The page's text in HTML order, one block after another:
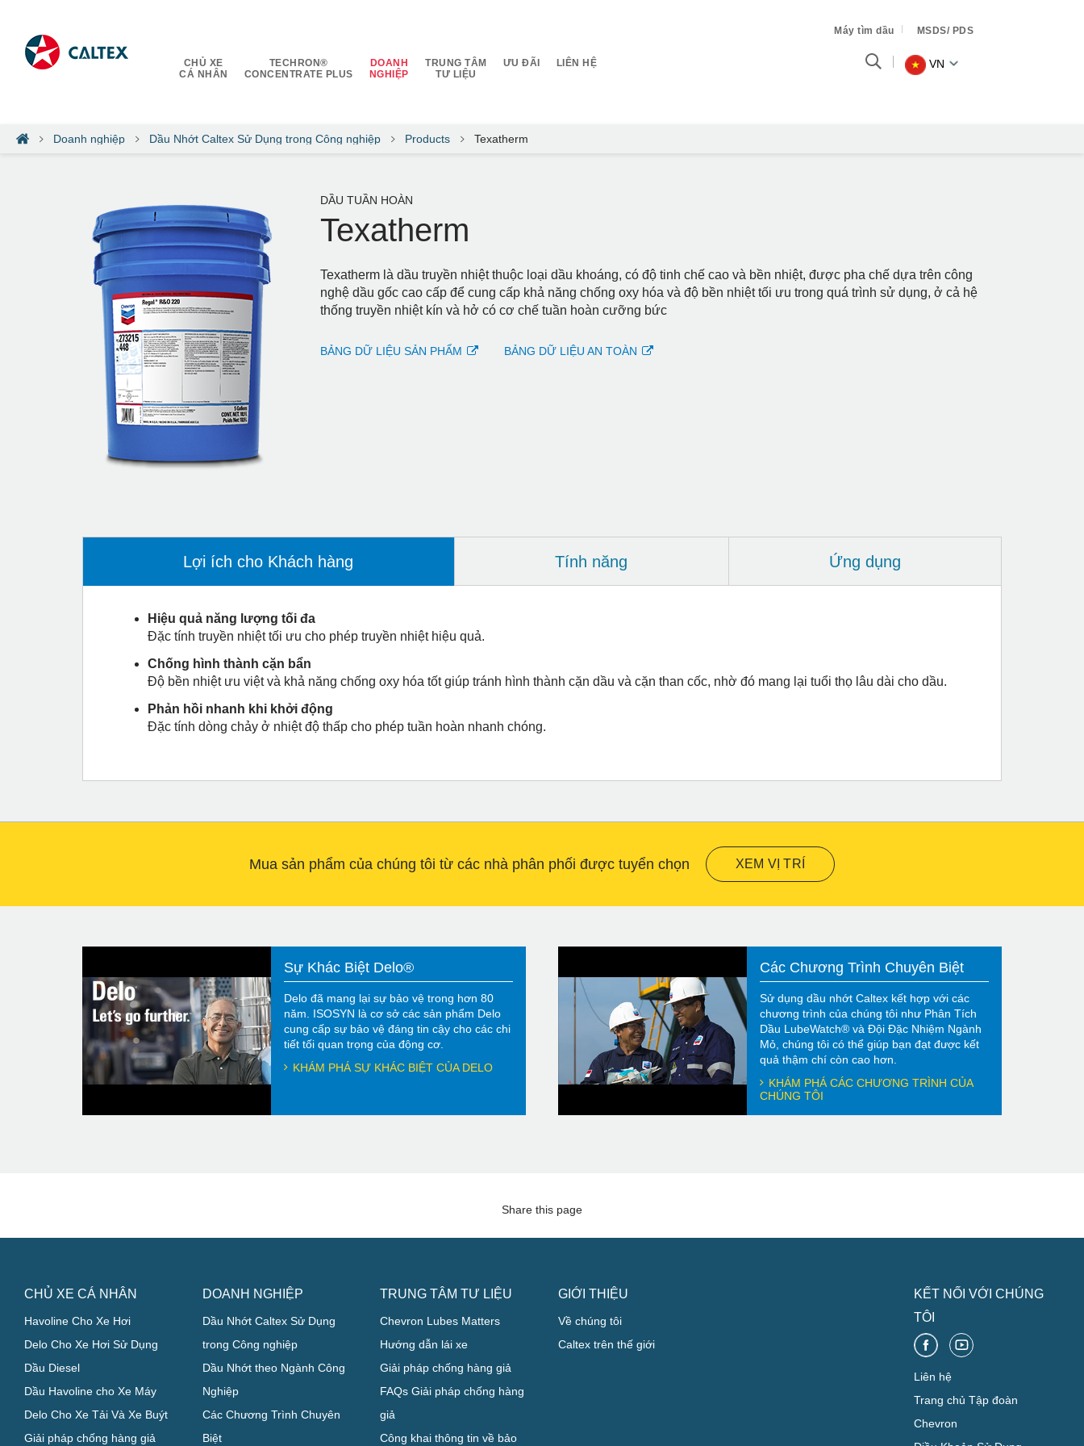
Máy tìm dầu MSDS/ PDS
CHỦ XE
CÁ NHÂN
TECHRON®
CONCENTRATE PLUS
DOANH
NGHIỆP
TRUNG TÂM
TƯ LIỆU
ƯU ĐÃI LIÊN HỆ VN
Doanh nghiệp Dầu Nhớt Caltex Sử Dụng trong Công nghiệp Products Texatherm
DẦU TUẦN HOÀN
Texatherm
Texatherm là dầu truyền nhiệt thuộc loại dầu khoáng, có độ tinh chế cao và bền nhiệt, được pha chế dựa trên công
nghệ dầu gốc cao cấp để cung cấp khả năng chống oxy hóa và độ bền nhiệt tối ưu trong quá trình sử dụng, ở cả hệ
thống truyền nhiệt kín và hở có cơ chế tuần hoàn cưỡng bức
BẢNG DỮ LIỆU SẢN PHẨM BẢNG DỮ LIỆU AN TOÀN
Lợi ích cho Khách hàng Tính năng Ứng dụng
Hiệu quả năng lượng tối đa
Đặc tính truyền nhiệt tối ưu cho phép truyền nhiệt hiệu quả.
Chống hình thành cặn bẩn
Độ bền nhiệt ưu việt và khả năng chống oxy hóa tốt giúp tránh hình thành cặn dầu và cặn than cốc, nhờ đó mang lại tuổi thọ lâu dài cho dầu.
Phản hồi nhanh khi khởi động
Đặc tính dòng chảy ở nhiệt độ thấp cho phép tuần hoàn nhanh chóng.
Mua sản phẩm của chúng tôi từ các nhà phân phối được tuyển chọn XEM VỊ TRÍ
Sự Khác Biệt Delo®
Delo đã mang lại sự bảo vệ trong hơn 80
năm. ISOSYN là cơ sở các sản phẩm Delo
cung cấp sự bảo vệ đáng tin cậy cho các chi
tiết tối quan trọng của động cơ.
KHÁM PHÁ SỰ KHÁC BIỆT CỦA DELO
Các Chương Trình Chuyên Biệt
Sử dụng dầu nhớt Caltex kết hợp với các
chương trình của chúng tôi như Phân Tích
Dầu LubeWatch® và Đội Đặc Nhiệm Ngành
Mỏ, chúng tôi có thể giúp bạn đạt được kết
quả thậm chí còn cao hơn.
KHÁM PHÁ CÁC CHƯƠNG TRÌNH CỦA
CHÚNG TÔI
Share this page
CHỦ XE CÁ NHÂN
Havoline Cho Xe Hơi
Delo Cho Xe Hơi Sử Dụng
Dầu Diesel
Dầu Havoline cho Xe Máy
Delo Cho Xe Tải Và Xe Buýt
Giải pháp chống hàng giả
DOANH NGHIỆP
Dầu Nhớt Caltex Sử Dụng
trong Công nghiệp
Dầu Nhớt theo Ngành Công
Nghiệp
Các Chương Trình Chuyên
Biệt
TRUNG TÂM TƯ LIỆU
Chevron Lubes Matters
Hướng dẫn lái xe
Giải pháp chống hàng giả
FAQs Giải pháp chống hàng
giả
Công khai thông tin về bảo
GIỚI THIỆU
Về chúng tôi
Caltex trên thế giới
KẾT NỐI VỚI CHÚNG
TÔI
Liên hệ
Trang chủ Tập đoàn
Chevron